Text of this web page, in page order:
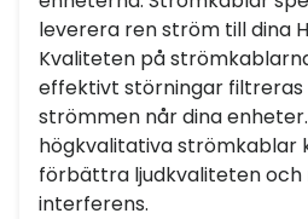
leverera ren ström till dina
Kvaliteten på
effektivt störningar
strömmen når dina
högkvalitativa strömkablar
förbättra ljudkvaliteten och
interferens.